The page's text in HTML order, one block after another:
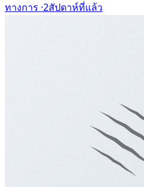
ทางการ ·2สัปดาห์ที่แล้ว